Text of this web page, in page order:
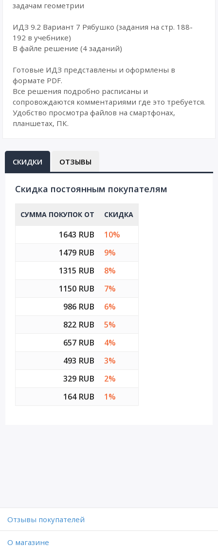
задачам геометрии
ИДЗ 9.2 Вариант 7 Рябушко (задания на стр. 188-
192 в учебнике)
В файле решение (4 заданий)
Готовые ИДЗ представлены и оформлены в
формате PDF.
Все решения подробно расписаны и
сопровождаются комментариями где это требуется.
Удобство просмотра файлов на смартфонах,
планшетах, ПК.
СКИДКИ ОТЗЫВЫ
Cкидка постоянным покупателям
СУММА ПОКУПОК ОТ СКИДКА
1643 RUB
10%
1479 RUB
9%
1315 RUB
8%
1150 RUB
7%
986 RUB
6%
822 RUB
5%
657 RUB
4%
493 RUB
3%
329 RUB
2%
164 RUB
1%
Отзывы покупателей
O магазине